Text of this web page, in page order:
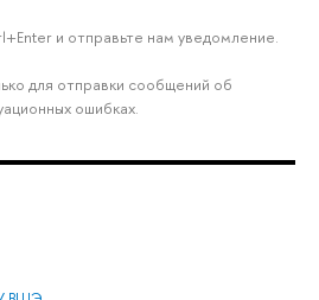
и отправьте нам уведомление.
для отправки сообщений об
ошибках.